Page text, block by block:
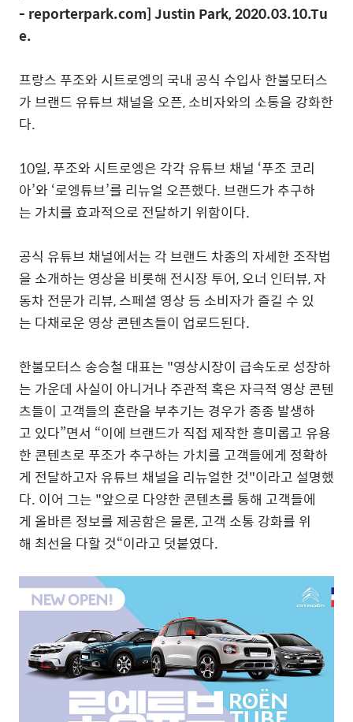
- reporterpark.com] Justin Park, 2020.03.10.Tu
e.
프랑스 푸조와 시트로엥의 국내 공식 수입사 한불모터스
가 브랜드 유튜브 채널을 오픈, 소비자와의 소통을 강화한
다.
10일, 푸조와 시트로엥은 각각 유튜브 채널 ‘푸조 코리
아’와 ‘로엥튜브’를 리뉴얼 오픈했다. 브랜드가 추구하
는 가치를 효과적으로 전달하기 위함이다.
공식 유튜브 채널에서는 각 브랜드 차종의 자세한 조작법
을 소개하는 영상을 비롯해 전시장 투어, 오너 인터뷰, 자
동차 전문가 리뷰, 스페셜 영상 등 소비자가 즐길 수 있
는 다채로운 영상 콘텐츠들이 업로드된다.
한불모터스 송승철 대표는 "영상시장이 급속도로 성장하
는 가운데 사실이 아니거나 주관적 혹은 자극적 영상 콘텐
츠들이 고객들의 혼란을 부추기는 경우가 종종 발생하
고 있다”면서 “이에 브랜드가 직접 제작한 흥미롭고 유용
한 콘텐츠로 푸조가 추구하는 가치를 고객들에게 정확하
게 전달하고자 유튜브 채널을 리뉴얼한 것"이라고 설명했
다. 이어 그는 "앞으로 다양한 콘텐츠를 통해 고객들에
게 올바른 정보를 제공함은 물론, 고객 소통 강화를 위
해 최선을 다할 것“이라고 덧붙였다.